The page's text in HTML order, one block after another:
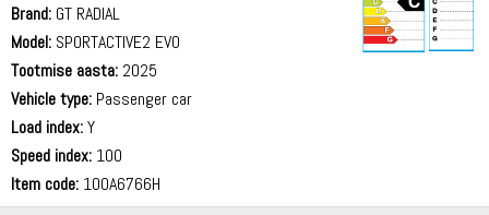
Brand: GT RADIAL
Model: SPORTACTIVE2 EVO
Tootmise aasta: 2025
Vehicle type: Passenger car
Load index:Y
Speed index: 100
Item code: 100A6766H